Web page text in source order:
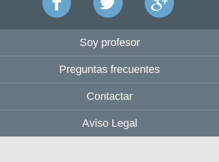
Soy profesor
Preguntas frecuentes
Contactar
Aviso Legal